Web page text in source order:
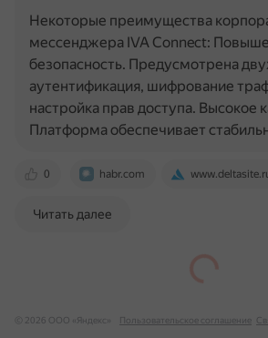
0 habr.com
Некоторые преимущества
мессенджера IVA Connect:
безопасность. Предусмотрена
аутентификация, шифрование
настройка прав доступа. Высокое
Платформа обеспечивает
Читать далее
© 2026 ООО «Яндекс» Пользовательское соглашение